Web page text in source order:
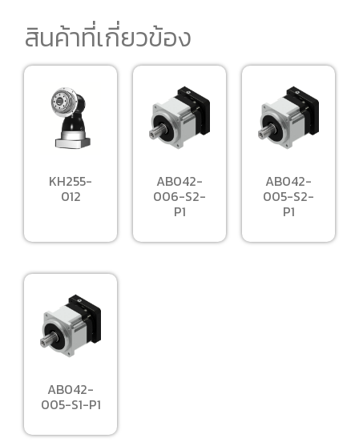
สินค้าที่เกี่ยวข้อง
KH255-
012
AB042-
006-S2-
P1
AB042-
005-S2-
P1
AB042-
005-S1-P1